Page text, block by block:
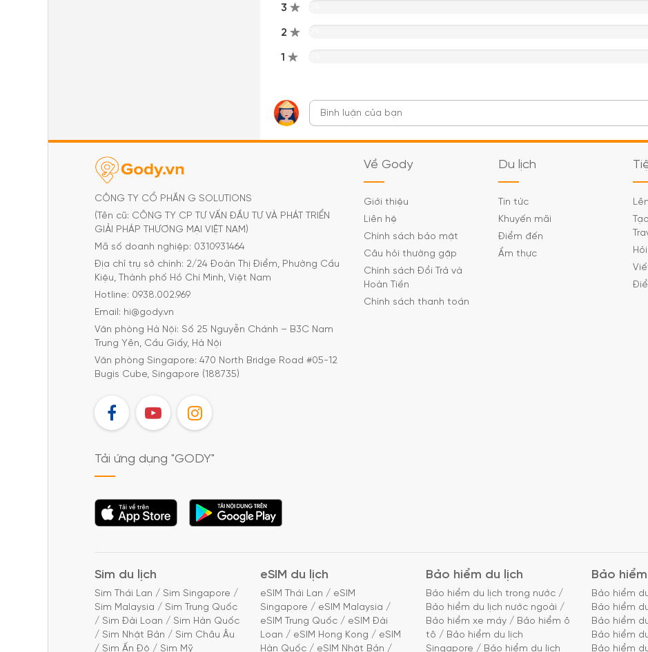
3
2
1
CÔNG TY CỔ PHẦN G SOLUTIONS
(Tên cũ: CÔNG TY CP TƯ VẤN ĐẦU TƯ VÀ PHÁT TRIỂN
GIẢI PHÁP THƯƠNG MẠI VIỆT NAM)
Mã số doanh nghiệp: 0310931464
Địa chỉ trụ sở chính: 2/24 Đoàn Thị Điểm, Phường Cầu
Kiệu, Thành phố Hồ Chí Minh, Việt Nam
Hotline: 0938.002.969
Email: hi@gody.vn
Văn phòng Hà Nội: Số 25 Nguyễn Chánh – B3C Nam
Trung Yên, Cầu Giấy, Hà Nội
Văn phòng Singapore: 470 North Bridge Road #05-12
Bugis Cube, Singapore (188735)
FB YT IG
Về Gody
Giới thiệu
Liên hệ
Chính sách bảo mật
Câu hỏi thường gặp
Chính sách Đổi Trả và
Hoàn Tiền
Chính sách thanh toán
Du lịch
Tin tức
Khuyến mãi
Điểm đến
Ẩm thực
Tải ứng dụng "GODY"
Tải ứng dụng Tải ứng dụng
Sim du lịch
Sim Thái Lan / Sim Singapore /
Sim Malaysia / Sim Trung Quốc
/ Sim Đài Loan / Sim Hàn Quốc
/ Sim Nhật Bản / Sim Châu Âu
/ Sim Ấn Độ / Sim Mỹ
eSIM du lịch
eSIM Thái Lan / eSIM
Singapore / eSIM Malaysia /
eSIM Trung Quốc / eSIM Đài
Loan / eSIM Hong Kong / eSIM
Hàn Quốc / eSIM Nhật Bản /
Bảo hiểm du lịch
Bảo hiểm du lịch trong nước /
Bảo hiểm du lịch nước ngoài /
Bảo hiểm xe máy / Bảo hiểm ô
tô / Bảo hiểm du lịch
Singapore / Bảo hiểm du lịch
Bảo
Bảo hiểm
Bảo hiểm
Bảo hiểm
Bảo hiểm
Bảo hiểm